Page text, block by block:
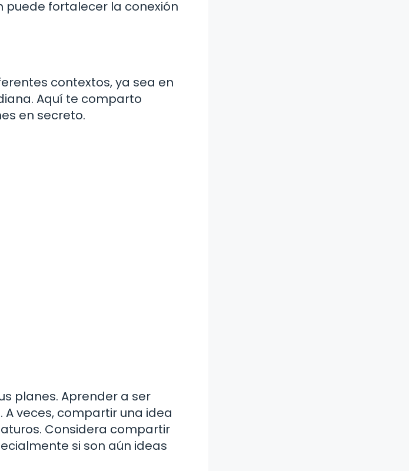
puede fortalecer la conexión
contextos, ya sea en
Aquí te comparto
en secreto.
planes. Aprender a ser
veces, compartir una idea
Considera compartir
si son aún ideas